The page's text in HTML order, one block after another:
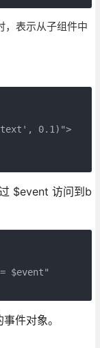
，表示从子组件中
text', 0.1)">
$event 访问到b
$event"
件对象。